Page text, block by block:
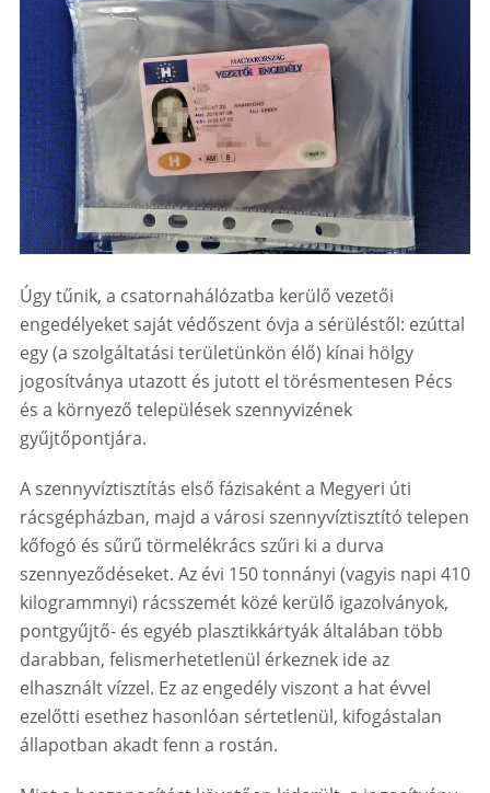
Úgy tűnik, a csatornahálózatba kerülő vezetői
engedélyeket saját védőszent óvja a sérüléstől: ezúttal
egy (a szolgáltatási területünkön élő) kínai hölgy
jogosítványa utazott és jutott el törésmentesen Pécs
és a környező települések szennyvizének
gyűjtőpontjára.
A szennyvíztisztítás első fázisaként a Megyeri úti
rácsgépházban, majd a városi szennyvíztisztító telepen
kőfogó és sűrű törmelékrács szűri ki a durva
szennyeződéseket. Az évi 150 tonnányi (vagyis napi 410
kilogrammnyi) rácsszemét közé kerülő igazolványok,
pontgyűjtő- és egyéb plasztikkártyák általában több
darabban, felismerhetetlenül érkeznek ide az
elhasznált vízzel. Ez az engedély viszont a hat évvel
ezelőtti esethez hasonlóan sértetlenül, kifogástalan
állapotban akadt fenn a rostán.